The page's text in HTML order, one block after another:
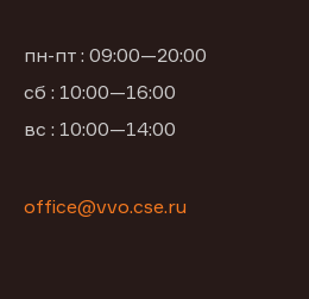
пн-пт : 09:00—20:00
сб : 10:00—16:00
вс : 10:00—14:00
office@vvo.cse.ru